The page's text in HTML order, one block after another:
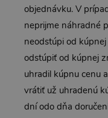
objednávku. V
neprijme náhradné
neodstúpi od
odstúpiť od kúpnej
uhradil kúpnu cenu
vrátiť už uhradenú
dní odo dňa